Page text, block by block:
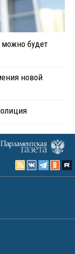
будет
новой